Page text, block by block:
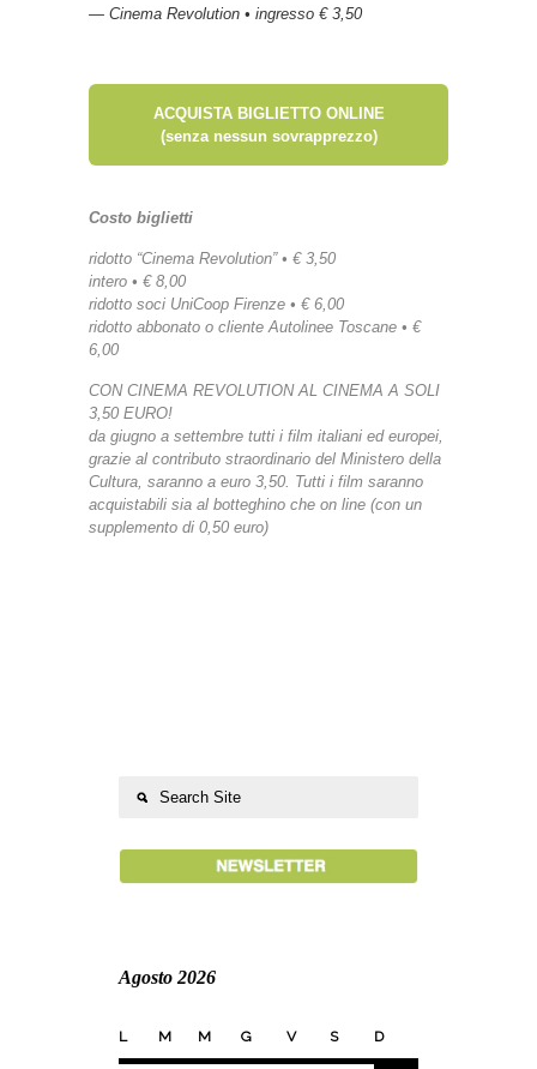
— Cinema Revolution • ingresso € 3,50
ACQUISTA BIGLIETTO ONLINE
(senza nessun sovrapprezzo)
Costo biglietti
ridotto “Cinema Revolution” • € 3,50
intero • € 8,00
ridotto soci UniCoop Firenze • € 6,00
ridotto abbonato o cliente Autolinee Toscane • €
6,00
CON CINEMA REVOLUTION AL CINEMA A SOLI
3,50 EURO!
da giugno a settembre tutti i film italiani ed europei,
grazie al contributo straordinario del Ministero della
Cultura, saranno a euro 3,50. Tutti i film saranno
acquistabili sia al botteghino che on line (con un
supplemento di 0,50 euro)
Agosto 2026
L M M G V S D